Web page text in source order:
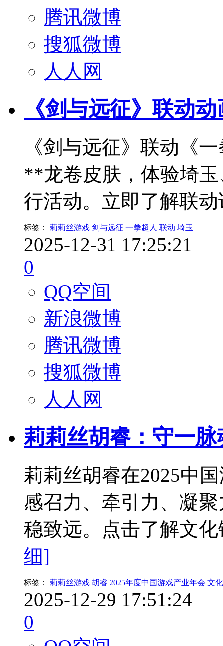
腾讯微博
搜狐微博
人人网
《剑与远征》联动
《剑与远征》联动《
**龙卷皮肤，体验埼
行活动。立即了解联
标签： 莉莉丝游戏 剑与远征 一拳超人 联动 埼玉
2025-12-31 17:25:21
0
QQ空间
新浪微博
腾讯微博
搜狐微博
人人网
莉莉丝胡睿：守一
莉莉丝胡睿在2025中
感召力、牵引力、凝
稳致远。点击了解文
细]
标签： 莉莉丝游戏 胡睿 2025年度中国游戏产业年会 文化
2025-12-29 17:51:24
0